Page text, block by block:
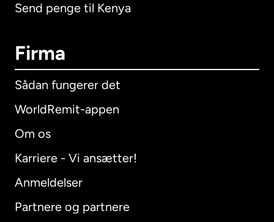
Send penge til Kenya
Firma
Sådan fungerer det
WorldRemit-appen
Om os
Karriere - Vi ansætter!
Anmeldelser
Partnere og partnere